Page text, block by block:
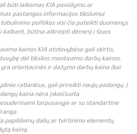
būti laikomas KIA pasiūlymu ar
pastangas informacijos tikslumui
politikos visi čia pateikti duomenys
kalbant, būtina atkreipti dėmesį į šiuos
kainos KIA atstovybėse gali skirtis,
dėl tikslios montavimo darbų kainos.
orientacinės ir dažymo darbų kaina (kai
ratlankius, gali prireikti naujų padangų. Į
kaina nėra įskaičiuota.
tarpusavyje ar su standartine
papildomų dalių ar tvirtinimo elementų,
kainą.